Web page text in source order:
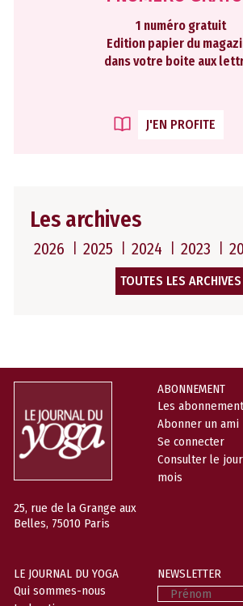
1 numéro gratuit
Edition papier du
dans votre boite aux
J'EN PROFITE
Les archives
2026 2025 2024 2023
TOUTES LES ARCHIVES
25, rue de la Grange aux
Belles, 75010 Paris
ABONNEMENT
Les
Abonner un ami
Se connecter
Consulter le
mois
LE JOURNAL DU YOGA
Qui sommes-nous
NEWSLETTER
Prénom